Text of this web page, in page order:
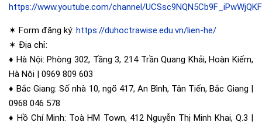
https://www.youtube.com/channel/
✶ Form đăng ký: https://duhoctrawise.edu.vn/lien-he/
✶ Địa chỉ:
♦️ Hà Nội: Phòng 302, Tầng 3, 214 Trần Quang Khải, Hoàn Kiếm,
Hà Nội | 0969 809 603
♦️ Bắc Giang: Số nhà 10, ngõ 417, An Bình, Tân Tiến, Bắc Giang |
0968 046 578
♦️ Hồ Chí Minh: Toà HM Town, 412 Nguyễn Thị Minh Khai, Q.3 |